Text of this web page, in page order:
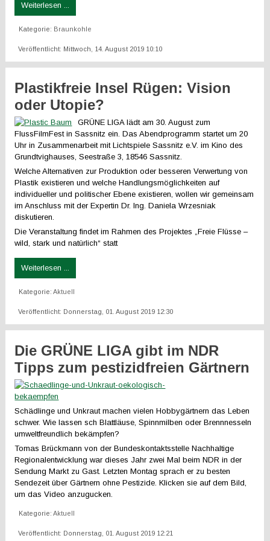
Weiterlesen ...
Kategorie: Braunkohle
Veröffentlicht: Mittwoch, 14. August 2019 10:10
Plastikfreie Insel Rügen: Vision
oder Utopie?
GRÜNE LIGA lädt am 30. August zum
FlussFilmFest in Sassnitz ein. Das Abendprogramm startet um 20
Uhr in Zusammenarbeit mit Lichtspiele Sassnitz e.V. im Kino des
Grundtvighauses, Seestraße 3, 18546 Sassnitz.
Welche Alternativen zur Produktion oder besseren Verwertung von
Plastik existieren und welche Handlungsmöglichkeiten auf
individueller und politischer Ebene existieren, wollen wir gemeinsam
im Anschluss mit der Expertin Dr. Ing. Daniela Wrzesniak
diskutieren.
Die Veranstaltung findet im Rahmen des Projektes „Freie Flüsse –
wild, stark und natürlich“ statt
Weiterlesen ...
Kategorie:Aktuell
Veröffentlicht: Donnerstag, 01. August 2019 12:30
Die GRÜNE LIGA gibt im NDR
Tipps zum pestizidfreien Gärtnern
Schädlinge und Unkraut machen vielen Hobbygärtnern das Leben
schwer. Wie lassen sch Blattläuse, Spinnmilben oder Brennnesseln
umweltfreundlich bekämpfen?
Tomas Brückmann von der Bundeskontaktsstelle Nachhaltige
Regionalentwicklung war dieses Jahr zwei Mal beim NDR in der
Sendung Markt zu Gast. Letzten Montag sprach er zu besten
Sendezeit über Gärtnern ohne Pestizide. Klicken sie auf dem Bild,
um das Video anzugucken.
Kategorie:Aktuell
Veröffentlicht: Donnerstag, 01. August 2019 12:21